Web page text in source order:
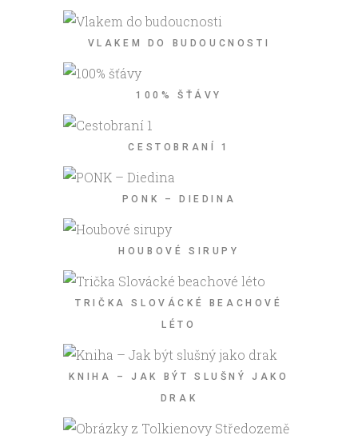
VLAKEM DO BUDOUCNOSTI
100% ŠŤÁVY
CESTOBRANÍ 1
PONK – DIEDINA
HOUBOVÉ SIRUPY
TRIČKA SLOVÁCKÉ BEACHOVÉ
LÉTO
KNIHA – JAK BÝT SLUŠNÝ JAKO
DRAK